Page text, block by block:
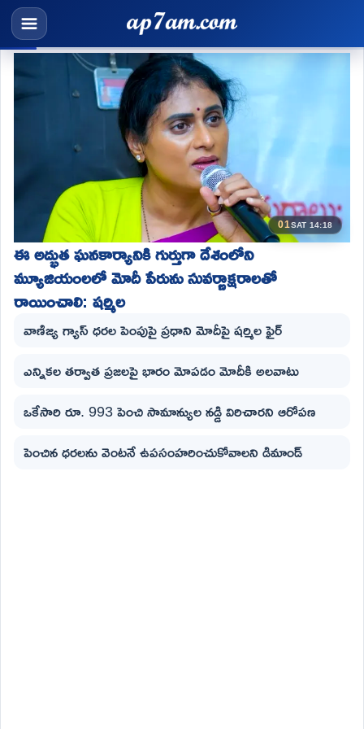
01SAT 14:18
ఈ అద్భుత ఘనకార్యానికి గుర్తుగా దేశంలోని
మ్యూజియంలలో మోదీ పేరును సువర్ణాక్షరాలతో
రాయించాలి: షర్మిల
వాణిజ్య గ్యాస్ ధరల పెంపుపై ప్రధాని మోదీపై షర్మిల ఫైర్
ఎన్నికల తర్వాత ప్రజలపై భారం మోపడం మోదీకి అలవాటు
ఒకేసారి రూ. 993 పెంచి సామాన్యుల నడ్డి విరిచారని ఆరోపణ
పెంచిన ధరలను వెంటనే ఉపసంహరించుకోవాలని డిమాండ్